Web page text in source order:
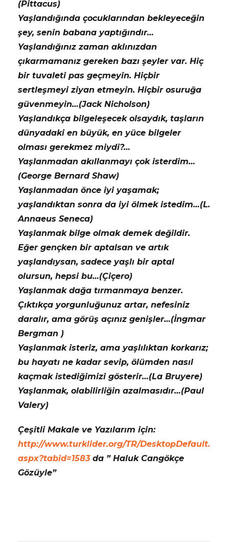
(Pittacus)
Yaşlandığında çocuklarından bekleyeceğin
şey, senin babana yaptığındır…
Yaşlandığınız zaman aklınızdan
çıkarmamanız gereken bazı şeyler var. Hiç
bir tuvaleti pas geçmeyin. Hiçbir
sertleşmeyi ziyan etmeyin. Hiçbir osuruğa
güvenmeyin…(Jack Nicholson)
Yaşlandıkça bilgeleşecek olsaydık, taşların
dünyadaki en büyük, en yüce bilgeler
olması gerekmez miydi?…
Yaşlanmadan akıllanmayı çok isterdim…
(George Bernard Shaw)
Yaşlanmadan önce iyi yaşamak;
yaşlandıktan sonra da iyi ölmek istedim…(L.
Annaeus Seneca)
Yaşlanmak bilge olmak demek değildir.
Eğer gençken bir aptalsan ve artık
yaşlandıysan, sadece yaşlı bir aptal
olursun, hepsi bu…(Çiçero)
Yaşlanmak dağa tırmanmaya benzer.
Çıktıkça yorgunluğunuz artar, nefesiniz
daralır, ama görüş açınız genişler…(İngmar
Bergman )
Yaşlanmak isteriz, ama yaşlılıktan korkarız;
bu hayatı ne kadar sevip, ölümden nasıl
kaçmak istediğimizi gösterir…(La Bruyere)
Yaşlanmak, olabilirliğin azalmasıdır…(Paul
Valery)
Çeşitli Makale ve Yazılarım için:
http://www.turklider.org/TR/DesktopDefault.
aspx?tabid=1583da ” Haluk Cangökçe
Gözüyle”